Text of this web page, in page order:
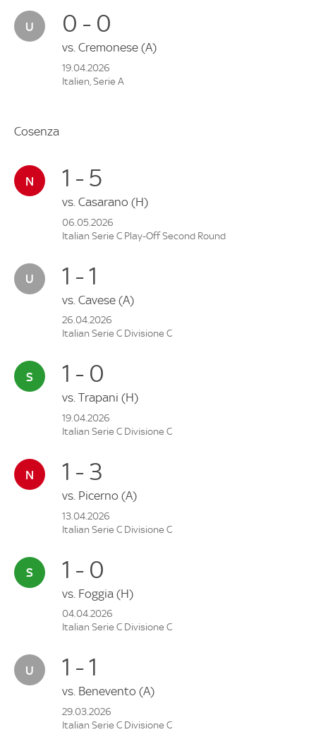
0 - 0
vs. Cremonese (A)
19.04.2026
Italien, Serie A
Cosenza
1 - 5
vs. Casarano (H)
06.05.2026
Italian Serie C Play-Off Second Round
1 - 1
vs. Cavese (A)
26.04.2026
Italian Serie C Divisione C
1 - 0
vs. Trapani (H)
19.04.2026
Italian Serie C Divisione C
1 - 3
vs. Picerno (A)
13.04.2026
Italian Serie C Divisione C
1 - 0
vs. Foggia (H)
04.04.2026
Italian Serie C Divisione C
1 - 1
vs. Benevento (A)
29.03.2026
Italian Serie C Divisione C